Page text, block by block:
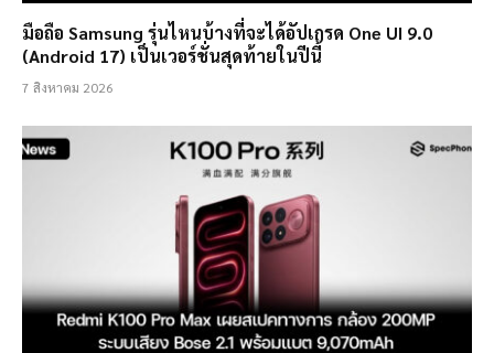
มือถือ Samsung รุ่นไหนบ้างที่จะได้อัปเกรด One UI 9.0
(Android 17) เป็นเวอร์ชั่นสุดท้ายในปีนี้
7 สิงหาคม 2026